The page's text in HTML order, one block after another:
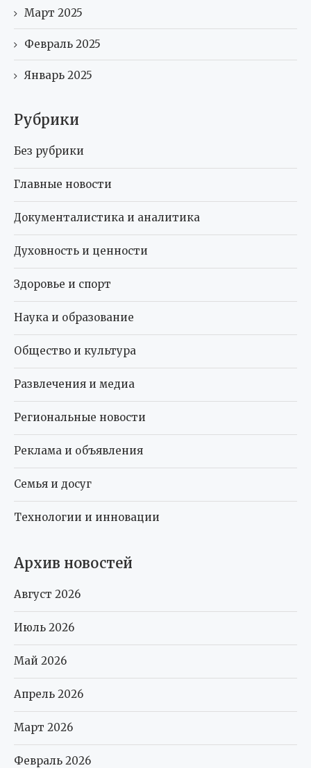
Март 2025
Февраль 2025
Январь 2025
Рубрики
Без рубрики
Главные новости
Документалистика и аналитика
Духовность и ценности
Здоровье и спорт
Наука и образование
Общество и культура
Развлечения и медиа
Региональные новости
Реклама и объявления
Семья и досуг
Технологии и инновации
Архив новостей
Август 2026
Июль 2026
Май 2026
Апрель 2026
Март 2026
Февраль 2026